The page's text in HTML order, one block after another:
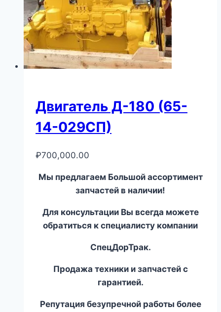
Двигатель Д-180 (65-
14-029СП)
₽700,000.00
Мы предлагаем Большой ассортимент
запчастей в наличии!
Для консультации Вы всегда можете
обратиться к специалисту компании
СпецДорТрак.
Продажа техники и запчастей с
гарантией.
Репутация безупречной работы более